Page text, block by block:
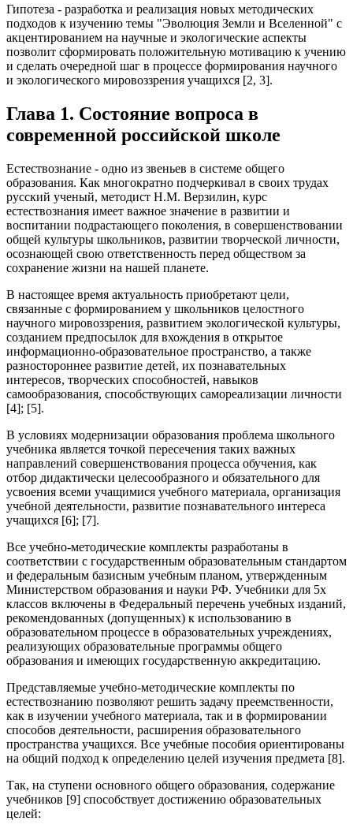
Гипотеза - разработка и реализация новых методических
подходов к изучению темы "Эволюция Земли и Вселенной" с
акцентированием на научные и экологические аспекты
позволит сформировать положительную мотивацию к учению
и сделать очередной шаг в процессе формирования научного
и экологического мировоззрения учащихся [2, 3].
Глава 1. Состояние вопроса в
современной российской школе
Естествознание - одно из звеньев в системе общего
образования. Как многократно подчеркивал в своих трудах
русский ученый, методист Н.М. Верзилин, курс
естествознания имеет важное значение в развитии и
воспитании подрастающего поколения, в совершенствовании
общей культуры школьников, развитии творческой личности,
осознающей свою ответственность перед обществом за
сохранение жизни на нашей планете.
В настоящее время актуальность приобретают цели,
связанные с формированием у школьников целостного
научного мировоззрения, развитием экологической культуры,
созданием предпосылок для вхождения в открытое
информационно-образовательное пространство, а также
разностороннее развитие детей, их познавательных
интересов, творческих способностей, навыков
самообразования, способствующих самореализации личности
[4]; [5].
В условиях модернизации образования проблема школьного
учебника является точкой пересечения таких важных
направлений совершенствования процесса обучения, как
отбор дидактически целесообразного и обязательного для
усвоения всеми учащимися учебного материала, организация
учебной деятельности, развитие познавательного интереса
учащихся [6]; [7].
Все учебно-методические комплекты разработаны в
соответствии с государственным образовательным стандартом
и федеральным базисным учебным планом, утвержденным
Министерством образования и науки РФ. Учебники для 5х
классов включены в Федеральный перечень учебных изданий,
рекомендованных (допущенных) к использованию в
образовательном процессе в образовательных учреждениях,
реализующих образовательные программы общего
образования и имеющих государственную аккредитацию.
Представляемые учебно-методические комплекты по
естествознанию позволяют решить задачу преемственности,
как в изучении учебного материала, так и в формировании
способов деятельности, расширения образовательного
пространства учащихся. Все учебные пособия ориентированы
на общий подход к определению целей изучения предмета [8].
Так, на ступени основного общего образования, содержание
учебников [9] способствует достижению образовательных
целей: